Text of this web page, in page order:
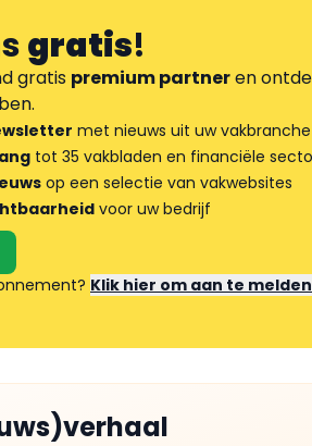
gratis!
gratis premium partneren
met nieuws uit uw vakbranche
tot 35 vakbladen en financiële
op een selectie van vakwebsites
voor uw bedrijf
Klik hier om aan te melden